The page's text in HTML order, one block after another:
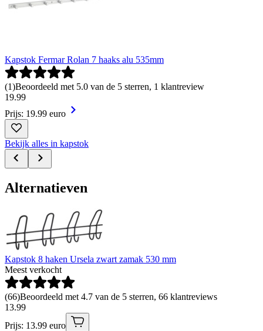
Kapstok Fermar Rolan 7 haaks alu 535mm
(1)Beoordeeld met 5.0 van de 5 sterren, 1 klantreview
19.99
Prijs: 19.99 euro
Bekijk alles in kapstok
Alternatieven
Kapstok 8 haken Ursela zwart zamak 530 mm
Meest verkocht
(66)Beoordeeld met 4.7 van de 5 sterren, 66 klantreviews
13.99
Prijs: 13.99 euro